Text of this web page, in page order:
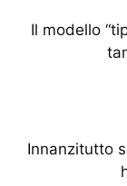
Il modello
Innanzitutto